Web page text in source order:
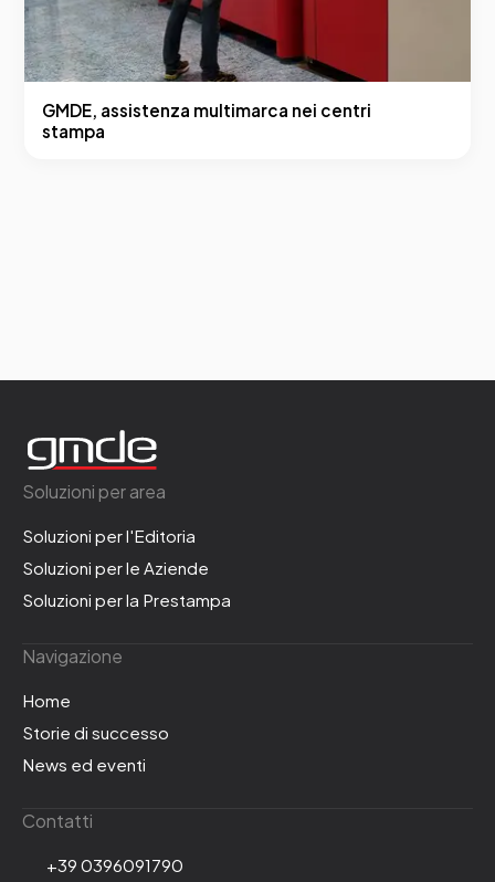
GMDE, assistenza multimarca nei centri
stampa
Soluzioni per area
Soluzioni per l'Editoria
Soluzioni per le Aziende
Soluzioni per la Prestampa
Navigazione
Home
Storie di successo
News ed eventi
Contatti
+39 0396091790